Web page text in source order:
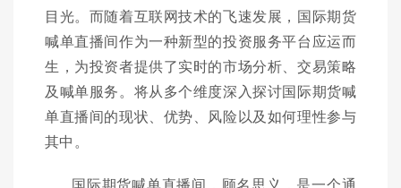
目光。而随着互联网技术的飞速发展，国际期货
喊单直播间作为一种新型的投资服务平台应运而
生，为投资者提供了实时的市场分析、交易策略
及喊单服务。将从多个维度深入探讨国际期货喊
单直播间的现状、优势、风险以及如何理性参与
其中。